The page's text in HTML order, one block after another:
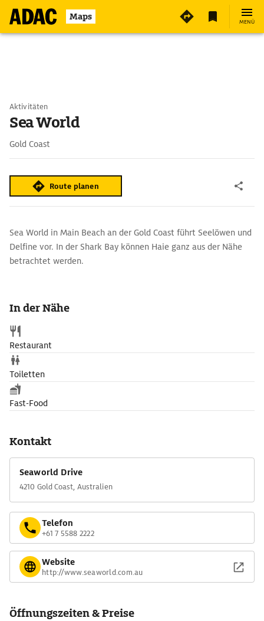
Maps MENÜ
Aktivitäten
Sea World
Gold Coast
Route planen
Sea World in Main Beach an der Gold Coast führt Seelöwen und
Delfine vor. In der Shark Bay können Haie ganz aus der Nähe
betrachtet werden.
In der Nähe
Restaurant
Toiletten
Fast-Food
Kontakt
Seaworld Drive
4210 Gold Coast, Australien
Telefon
+61 7 5588 2222
Website
http://www.seaworld.com.au
Öffnungszeiten & Preise